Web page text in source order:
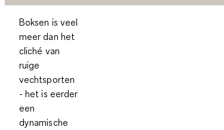
Boksen is veel
meer dan het
cliché van
ruige
vechtsporten
- het is eerder
een
dynamische